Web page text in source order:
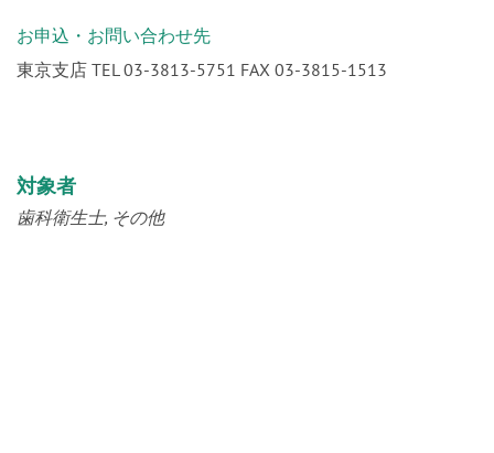
お申込・お問い合わせ先
東京支店 TEL 03-3813-5751 FAX 03-3815-1513
対象者
歯科衛生士 その他